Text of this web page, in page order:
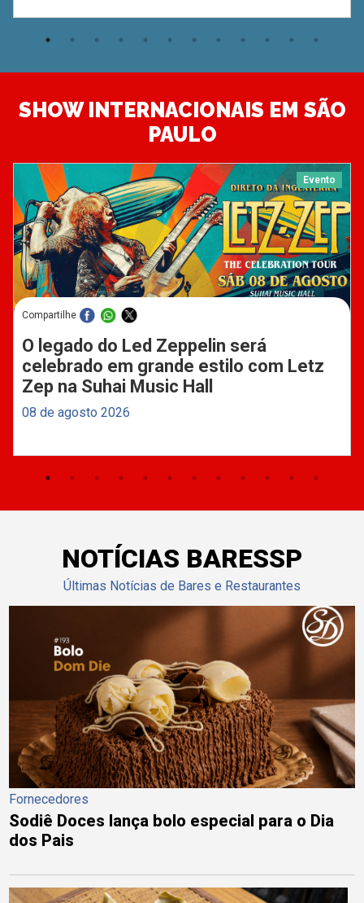
SHOW INTERNACIONAIS EM SÃO
PAULO
Evento
Compartilhe
O legado do Led Zeppelin será
celebrado em grande estilo com Letz
Zep na Suhai Music Hall
08 de agosto 2026
NOTÍCIAS BARESSP
Últimas Notícias de Bares e Restaurantes
Fornecedores
Sodiê Doces lança bolo especial para o Dia
dos Pais